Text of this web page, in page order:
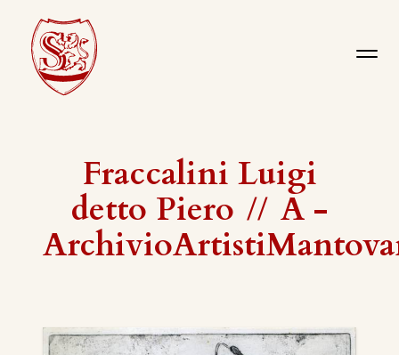
Fraccalini Luigi
detto Piero // A -